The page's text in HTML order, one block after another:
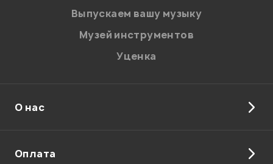
Выпускаем вашу музыку
Музей инструментов
Уценка
О нас
Оплата